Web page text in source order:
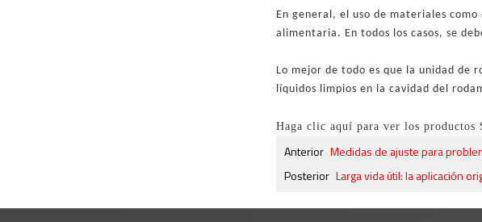
En general, el uso de materiales
alimentaria. En todos los casos, se
Lo mejor de todo es que la unidad de
líquidos limpios en la cavidad del
Haga clic aquí para ver los productos
Anterior Medidas de ajuste para
Posterior Larga vida útil: la aplicación